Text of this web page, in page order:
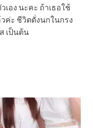
เอง นะคะ ถ้าเธอใช้
ค่ะ ชีวิตดั่งนกในกรง
เป็นต้น